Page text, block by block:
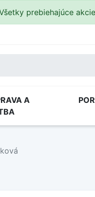
prebiehajúce
A